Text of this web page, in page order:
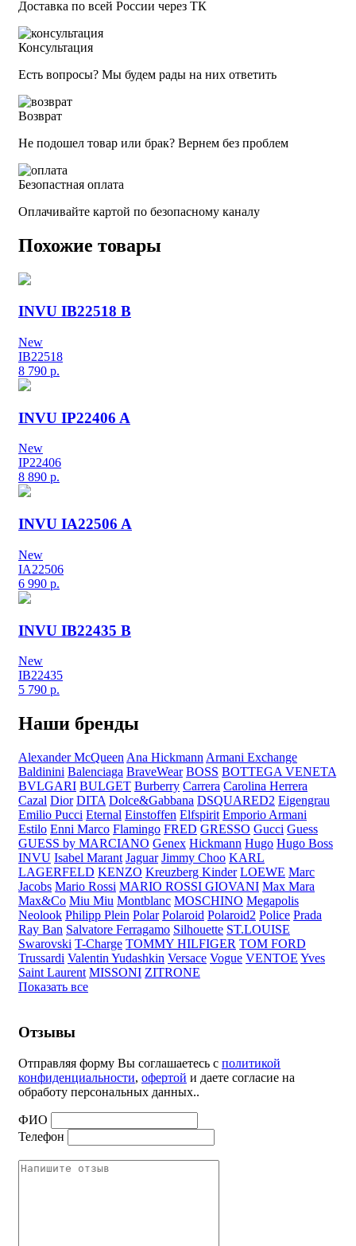
Доставка по всей России через ТК
Консультация
Есть вопросы? Мы будем рады на них ответить
Возврат
Не подошел товар или брак? Вернем без проблем
Безопастная оплата
Оплачивайте картой по безопасному каналу
Похожие товары
INVU IB22518 B
New
IB22518
8 790 р.
INVU IP22406 A
New
IP22406
8 890 р.
INVU IA22506 A
New
IA22506
6 990 р.
INVU IB22435 B
New
IB22435
5 790 р.
Наши бренды
Alexander McQueen Ana Hickmann Armani Exchange
Baldinini Balenciaga BraveWear BOSS BOTTEGA VENETA
BVLGARI BULGET Burberry Carrera Carolina Herrera
Cazal Dior DITA Dolce&Gabbana DSQUARED2 Eigengrau
Emilio Pucci Eternal Einstoffen Elfspirit Emporio Armani
Estilo Enni Marco Flamingo FRED GRESSO Gucci Guess
GUESS by MARCIANO Genex Hickmann Hugo Hugo Boss
INVU Isabel Marant Jaguar Jimmy Choo KARL
LAGERFELD KENZO Kreuzberg Kinder LOEWE Marc
Jacobs Mario Rossi MARIO ROSSI GIOVANI Max Mara
Max&Co Miu Miu Montblanc MOSCHINO Megapolis
Neolook Philipp Plein Polar Polaroid Polaroid2 Police Prada
Ray Ban Salvatore Ferragamo Silhouette ST.LOUISE
Swarovski T-Charge TOMMY HILFIGER TOM FORD
Trussardi Valentin Yudashkin Versace Vogue VENTOE Yves
Saint Laurent MISSONI ZITRONE
Показать все
Отзывы
Отправляя форму Вы соглашаетесь с политикой
конфиденциальности, офертой и даете согласие на
обработу персональных данных..
ФИО
Телефон